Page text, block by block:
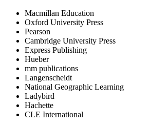
Macmillan Education
Oxford University Press
Pearson
Cambridge University Press
Express Publishing
Hueber
mm publications
Langenscheidt
National Geographic Learning
Ladybird
Hachette
CLE International